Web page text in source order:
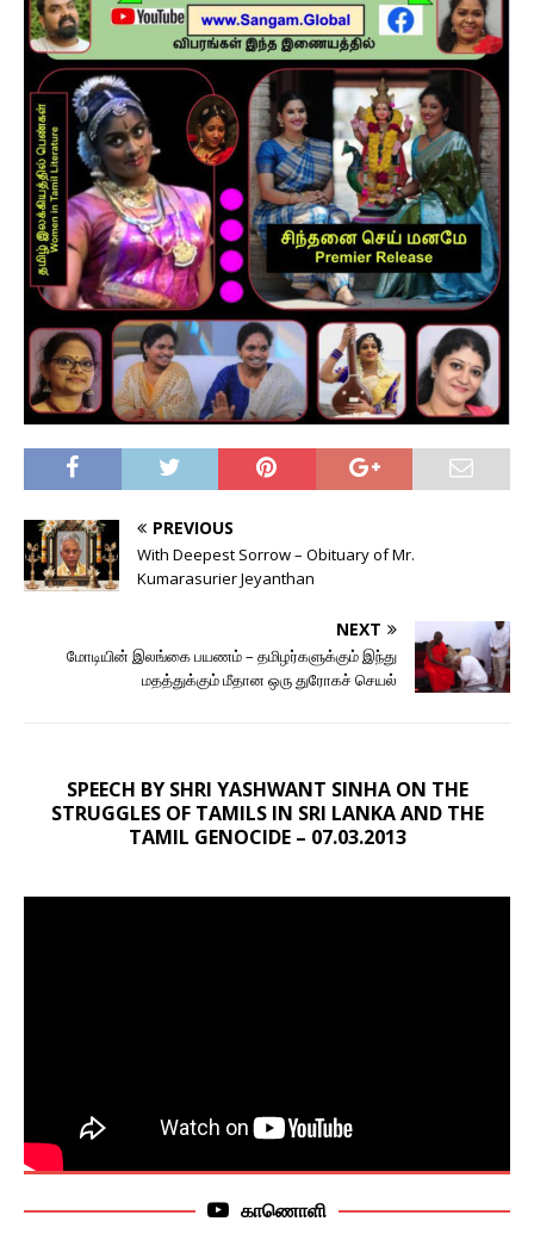
PREVIOUS
With Deepest Sorrow – Obituary of Mr.
Kumarasurier Jeyanthan
NEXT
மோடியின் இலங்கை பயணம் – தமிழர்களுக்கும் இந்து
மதத்துக்கும் மீதான ஒரு துரோகச் செயல்
SPEECH BY SHRI YASHWANT SINHA ON THE
STRUGGLES OF TAMILS IN SRI LANKA AND THE
TAMIL GENOCIDE – 07.03.2013
காணொளி